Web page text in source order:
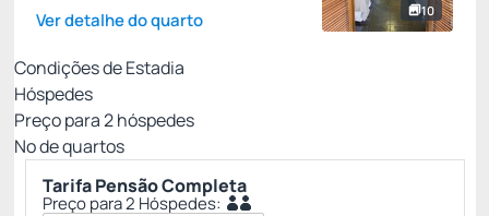
10
Ver detalhe do quarto
Condições de Estadia
Hóspedes
Preço para2hóspedes
Nº de quartos
Tarifa Pensão Completa
Preço para 2 Hóspedes: